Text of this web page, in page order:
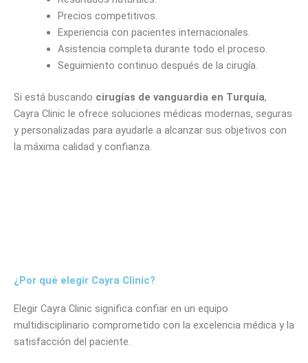
Precios competitivos.
Experiencia con pacientes internacionales.
Asistencia completa durante todo el proceso.
Seguimiento continuo después de la cirugía.
Si está buscando cirugías de vanguardia en Turquía,
Cayra Clinic le ofrece soluciones médicas modernas, seguras
y personalizadas para ayudarle a alcanzar sus objetivos con
la máxima calidad y confianza.
¿Por qué elegir Cayra Clinic?
Elegir Cayra Clinic significa confiar en un equipo
multidisciplinario comprometido con la excelencia médica y la
satisfacción del paciente.